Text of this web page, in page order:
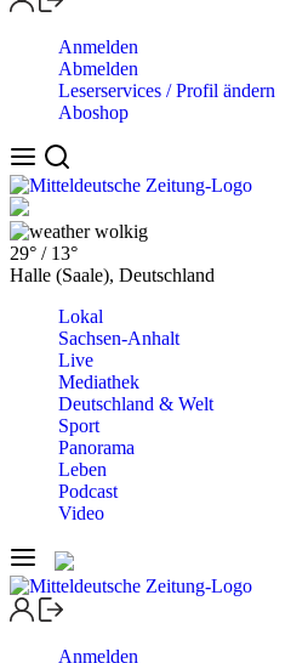
Anmelden
Abmelden
Leserservices / Profil ändern
Aboshop
wolkig
29° / 13°
Halle (Saale), Deutschland
Lokal
Sachsen-Anhalt
Live
Mediathek
Deutschland & Welt
Sport
Panorama
Leben
Podcast
Video
Anmelden